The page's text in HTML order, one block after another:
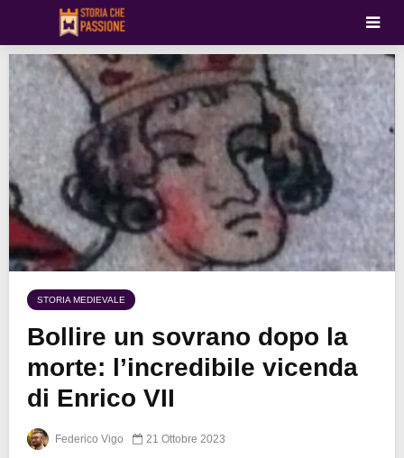
STORIA MEDIEVALE
Bollire un sovrano dopo la
morte: l’incredibile vicenda
di Enrico VII
Federico Vigo 21 Ottobre 2023